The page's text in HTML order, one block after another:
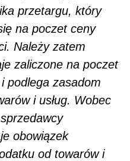
przetargu, który
na poczet ceny
Należy zatem
zaliczone na poczet
podlega zasadom
i usług. Wobec
obowiązek
od towarów i